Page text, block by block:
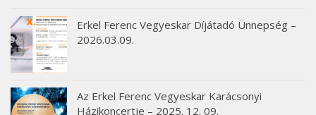
Erkel Ferenc Vegyeskar Díjátadó Ünnepség –
2026.03.09.
Az Erkel Ferenc Vegyeskar Karácsonyi
Házikoncertje – 2025. 12. 09.